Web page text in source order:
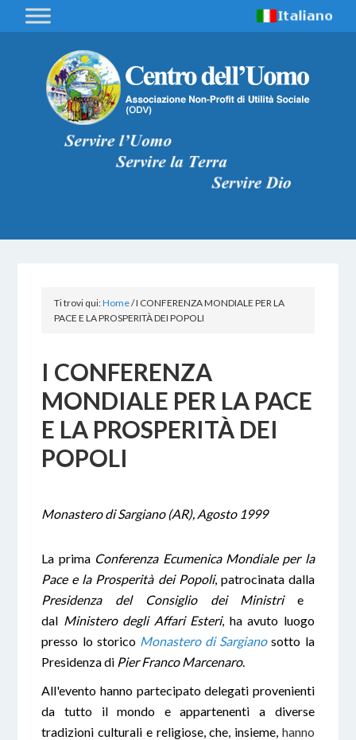
Ti trovi qui:Home/I CONFERENZA MONDIALE PER LA
PACE E LA PROSPERITÀ DEI POPOLI
I CONFERENZA
MONDIALE PER LA PACE
E LA PROSPERITÀ DEI
POPOLI
Monastero di Sargiano (AR), Agosto 1999
La prima Conferenza Ecumenica Mondiale per la
Pace e la Prosperità dei Popoli, patrocinata dalla
Presidenza del Consiglio dei Ministri e
dal Ministero degli Affari Esteri, ha avuto luogo
presso lo storico Monastero di Sargianosotto la
Presidenza di Pier Franco Marcenaro.
All'evento hanno partecipato delegati provenienti
da tutto il mondo e appartenenti a diverse
tradizioni culturali e religiose, che, insieme, hanno